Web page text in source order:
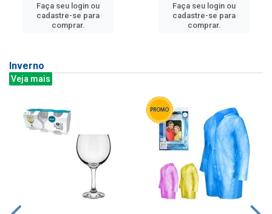
Faça seu login ou
cadastre-se para
comprar.
Faça seu login ou
cadastre-se para
comprar.
Inverno
Veja mais